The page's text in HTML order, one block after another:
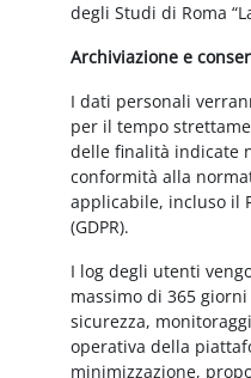
degli Studi di Roma
Archiviazione e
I dati personali
per il tempo
delle finalità indicate
conformità alla
applicabile, incluso il
(GDPR).
I log degli utenti
massimo di 365
sicurezza,
operativa della
minimizzazione,